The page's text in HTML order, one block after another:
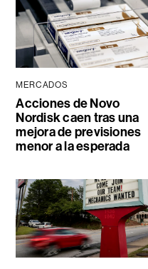
MERCADOS
Acciones de Novo
Nordisk caen tras una
mejora de previsiones
menor a la esperada